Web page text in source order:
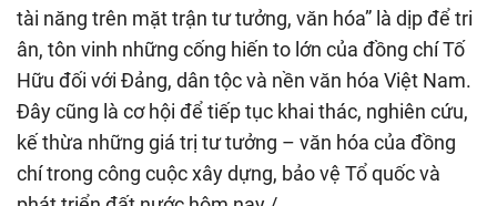
tài năng trên mặt trận tư tưởng, văn hóa” là dịp để tri
ân, tôn vinh những cống hiến to lớn của đồng chí Tố
Hữu đối với Đảng, dân tộc và nền văn hóa Việt Nam.
Đây cũng là cơ hội để tiếp tục khai thác, nghiên cứu,
kế thừa những giá trị tư tưởng – văn hóa của đồng
chí trong công cuộc xây dựng, bảo vệ Tổ quốc và